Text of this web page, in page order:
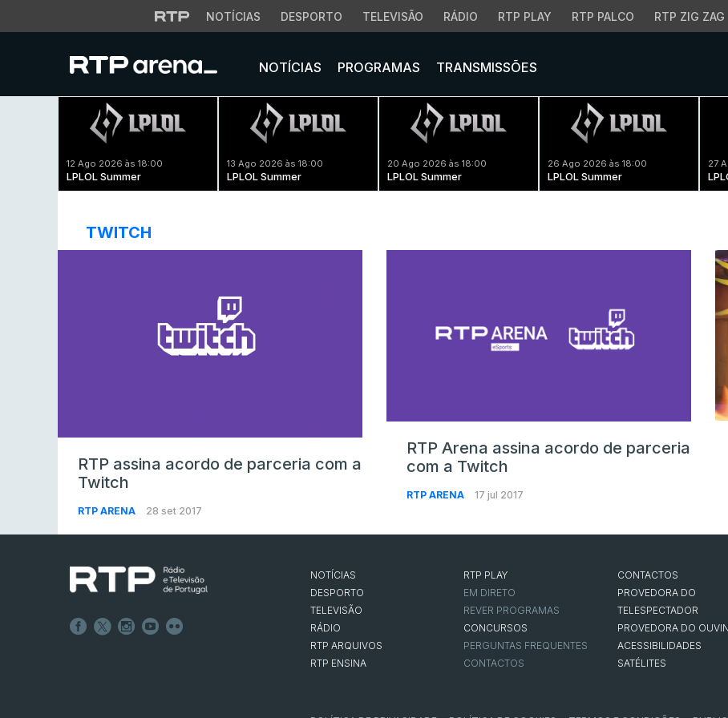
NOTÍCIAS DESPORTO TELEVISÃO RÁDIO RTP PLAY RTP PALCO RTP ZIG ZAG
NOTÍCIAS PROGRAMAS TRANSMISSÕES
12 Ago 2026 às 18:00
LPLOL Summer
13 Ago 2026 às 18:00
LPLOL Summer
20 Ago 2026 às 18:00
LPLOL Summer
26 Ago 2026 às 18:00
LPLOL Summer
27
TWITCH
RTP assina acordo de parceria com a
Twitch
RTP ARENA 28 set 2017
RTP Arena assina acordo de parceria
com a Twitch
RTP ARENA 17 jul 2017
NOTÍCIAS
DESPORTO
TELEVISÃO
RÁDIO
RTP ARQUIVOS
RTP ENSINA
RTP PLAY
EM DIRETO
REVER PROGRAMAS
CONCURSOS
PERGUNTAS FREQUENTES
CONTACTOS
CONTACTOS
PROVEDORA DO
TELESPECTADOR
PROVEDORA DO
ACESSIBILIDADES
SATÉLITES